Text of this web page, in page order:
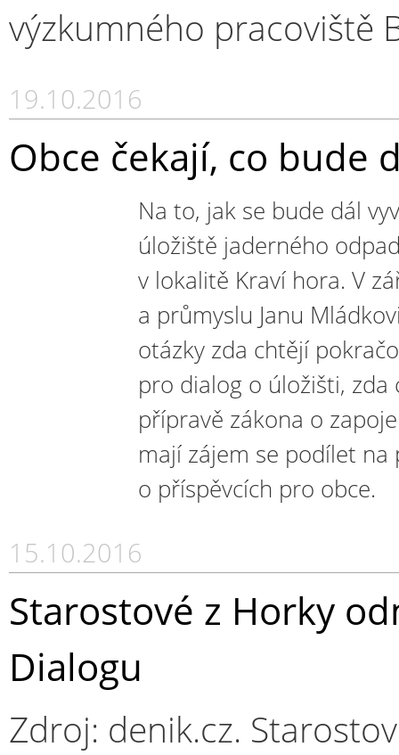
výzkumného pracoviště
19.10.2016
Obce čekají, co bude
Na to, jak se bude dál
úložiště jaderného
v lokalitě Kraví hora. V
a průmyslu Janu
otázky zda chtějí
pro dialog o úložišti,
přípravě zákona o
mají zájem se podílet
o příspěvcích pro obce.
15.10.2016
Starostové z Horky
Dialogu
Zdroj: denik.cz.